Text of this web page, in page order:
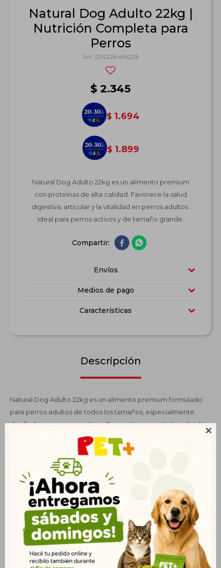

Natural Dog Adulto 22kg |
Nutrición Completa para
Perros
D14226-d14226
$ 2.345
$ 1.694
$ 1.899
Natural Dog Adulto 22kg es un alimento premium
con proteínas de alta calidad. Favorece la salud
digestiva, articular y la vitalidad en perros adultos.
Ideal para perros activos y de tamaño grande.
 
Envíos
Medios de pago
Características
Descripción
Natural Dog Adulto 22kg es un alimento premium formulado
para perros adultos de todos los tamaños, especialmente
diseñado para perros activos. Su receta con proteínas de alta
calidad favorece la digestión, mantiene la masa muscular y
proporciona la energía necesaria para mantener a tu perro
saludable y activo. Enriquecido con Omega 3 y 6, favorece la
salud de la piel y un pelaje brillante. Además, su contenido de
glucosamina y condroitina apoya la salud articular, ayudando a
mantener la movilidad y reduciendo el riesgo de desgaste
articular. Los prebióticos y fibras naturales favorecen una
digestión eficiente y mejoran la absorción de nutrientes
esenciales. Las vitaminas y minerales refuerzan el sistema
inmunológico, asegurando la vitalidad y el bienestar general
de tu perro. Ideal para perros adultos que necesitan una dieta